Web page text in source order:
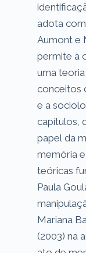
adota
Aumont e
permite à
uma
conceitos
e a
capítulos,
papel da
memória
teóricas
Paula
Mariana
(2003) na